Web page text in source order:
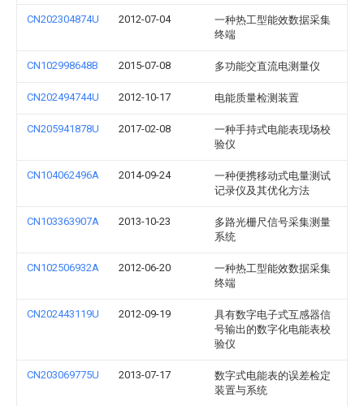
CN202304874U 2012-07-04
一种热工型能效数据采集
终端
CN102998648B 2015-07-08 多功能交直流电测量仪
CN202494744U 2012-10-17 电能质量检测装置
CN205941878U 2017-02-08
一种手持式电能表现场校
验仪
CN104062496A 2014-09-24
一种便携移动式电量测试
记录仪及其优化方法
CN103363907A 2013-10-23
多路光栅尺信号采集测量
系统
CN102506932A 2012-06-20
一种热工型能效数据采集
终端
CN202443119U 2012-09-19
具有数字电子式互感器信
号输出的数字化电能表校
验仪
CN203069775U 2013-07-17
数字式电能表的误差检定
装置与系统